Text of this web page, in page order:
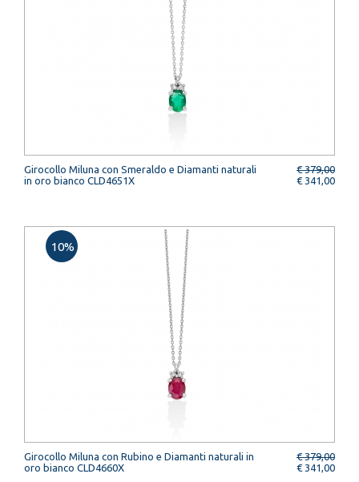
Girocollo Miluna con Smeraldo e Diamanti naturali
in oro bianco CLD4651X
€ 379,00
€ 341,00
Girocollo Miluna con Rubino e Diamanti naturali in
oro bianco CLD4660X
€ 379,00
€ 341,00
10%